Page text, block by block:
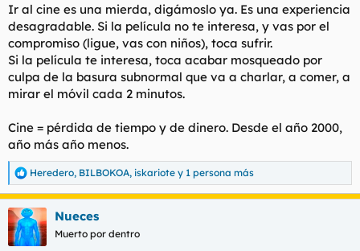
:
Ir al cine es una mierda, digámoslo ya. Es una experiencia
desagradable. Si la película no te interesa, y vas por el
compromiso (ligue, vas con niños), toca sufrir.
Si la película te interesa, toca acabar mosqueado por
culpa de la basura subnormal que va a charlar, a comer, a
mirar el móvil cada 2 minutos.
Cine = pérdida de tiempo y de dinero. Desde el año 2000,
año más año menos.
R
e
a
c
c
i
Heredero, BILBOKOA, iskariote y 1 persona más
Nueces
Muerto por dentro